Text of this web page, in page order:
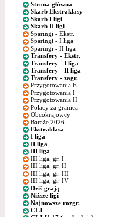
Strona główna
Skarb Ekstraklasy
Skarb I ligi
Skarb II ligi
Sparingi - Ekstr.
Sparingi - I liga
Sparingi - II liga
Transfery - Ekstr.
Transfery - I liga
Transfery - II liga
Transfery - zagr.
Przygotowania E
Przygotowania I
Przygotowania II
Polacy za granicą
Obcokrajowcy
Baraże 2026
Ekstraklasa
I liga
II liga
III liga
III liga, gr. I
III liga, gr. II
III liga, gr. III
III liga, gr. IV
Dziś grają
Niższe ligi
Najnowsze rozgr.
CLJ